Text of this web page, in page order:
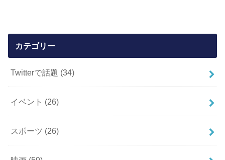
カテゴリー
Twitterで話題 (34)
イベント (26)
スポーツ (26)